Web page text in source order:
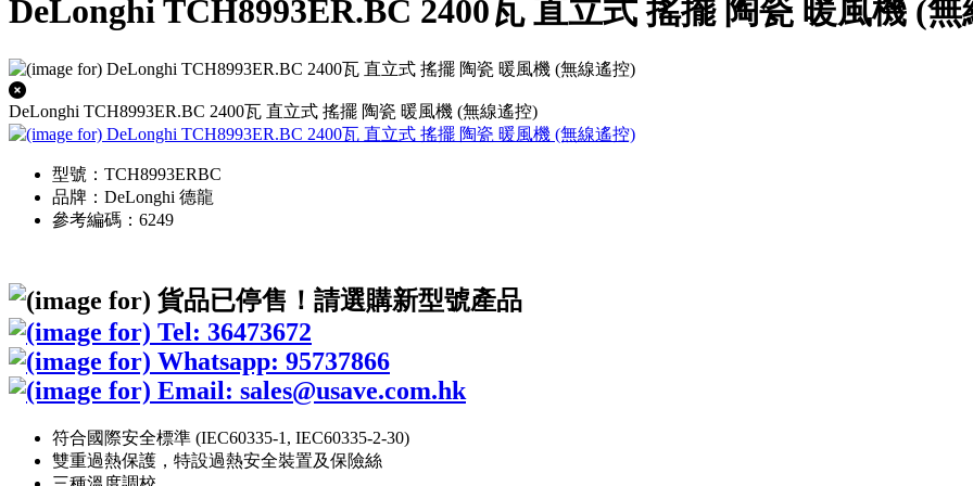
DeLonghi TCH8993ER.BC 2400瓦 直立式 搖擺 陶瓷 暖風機 (
DeLonghi TCH8993ER.BC 2400瓦 直立式 搖擺 陶瓷 暖風機 (無線遙控)
型號：TCH8993ERBC
品牌：DeLonghi 德龍
參考編碼：6249
符合國際安全標準 (IEC60335-1, IEC60335-2-30)
雙重過熱保護，特設過熱安全裝置及保險絲